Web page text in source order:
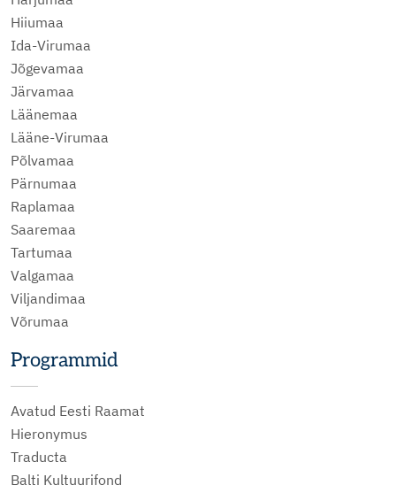
Hiiumaa
Ida-Virumaa
Jõgevamaa
Järvamaa
Läänemaa
Lääne-Virumaa
Põlvamaa
Pärnumaa
Raplamaa
Saaremaa
Tartumaa
Valgamaa
Viljandimaa
Võrumaa
Programmid
Avatud Eesti Raamat
Hieronymus
Traducta
Balti Kultuurifond